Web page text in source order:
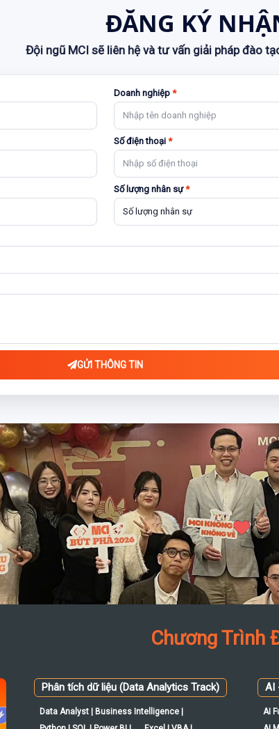
ĐĂNG KÝ
Đội ngũ MCI sẽ liên hệ và tư vấn giải pháp đào
Doanh nghiệp *
Số điện thoại *
Số lượng nhân sự*
GỬI THÔNG TIN
Chương Trình
Phân tích dữ liệu (Data Analytics Track)
Data Analyst | Business Intelligence |
AI
AI